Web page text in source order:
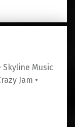
Skyline Music
Jam •